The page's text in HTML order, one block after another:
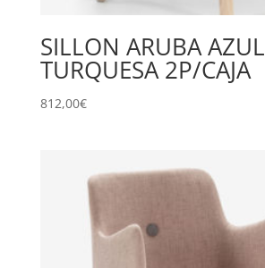
SILLON ARUBA AZUL
TURQUESA 2P/CAJA
812,00€